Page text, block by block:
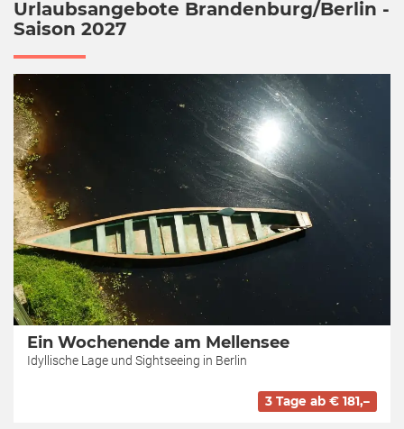
Urlaubsangebote Brandenburg/Berlin -
Saison 2027
Ein Wochenende am Mellensee
Idyllische Lage und Sightseeing in Berlin
3 Tage ab € 181,–